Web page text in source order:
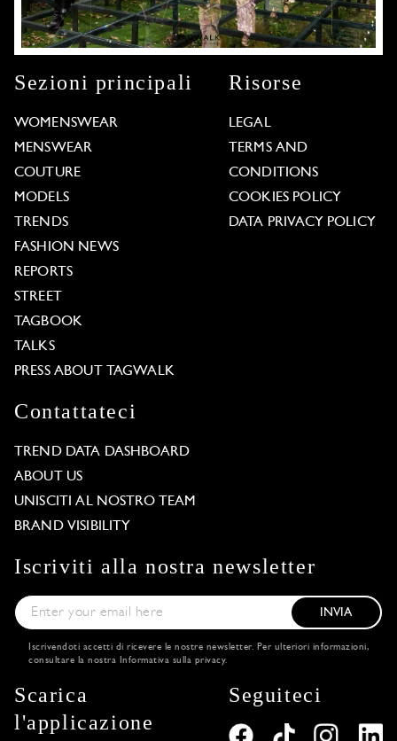
Sezioni principali
WOMENSWEAR
MENSWEAR
COUTURE
MODELS
TRENDS
FASHION NEWS
REPORTS
STREET
TAGBOOK
TALKS
PRESS ABOUT TAGWALK
Risorse
LEGAL
TERMS AND
CONDITIONS
COOKIES POLICY
DATA PRIVACY POLICY
Contattateci
TREND DATA DASHBOARD
ABOUT US
UNISCITI AL NOSTRO TEAM
BRAND VISIBILITY
Iscriviti alla nostra newsletter
INVIA
Iscrivendoti accetti di ricevere le nostre newsletter. Per ulteriori informazioni,
consultare la nostra
Informativa sulla privacy.
Scarica
l'applicazione
Seguiteci